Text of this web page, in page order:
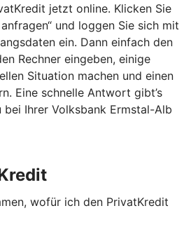
jetzt online. Klicken Sie
und loggen Sie sich mit
ein. Dann einfach den
Rechner eingeben, einige
Situation machen und einen
Eine schnelle Antwort gibt’s
bei Ihrer Volksbank Ermstal-Alb
wofür ich den PrivatKredit